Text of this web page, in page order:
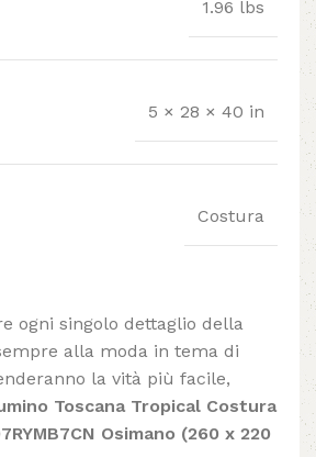
1.96 lbs
5 × 28 × 40 in
Costura
ogni singolo dettaglio della
alla moda in tema di
la vità più facile,
Toscana Tropical Costura
Osimano (260 x 220